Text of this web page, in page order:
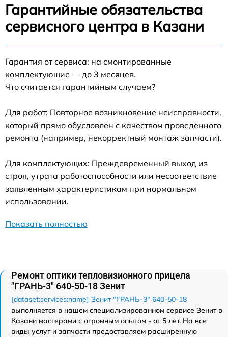
Гарантийные обязательства
сервисного центра в Казани
Гарантия от сервиса: на смонтированные
комплектующие — до 3 месяцев.
Что считается гарантийным случаем?
Для работ: Повторное возникновение неисправности,
который прямо обусловлен с качеством проведенного
ремонта (например, некорректный монтаж запчасти).
Для комплектующих: Преждевременный выход из
строя, утрата работоспособности или несоответствие
заявленным характеристикам при нормальном
использовании.
Показать полностью
Ремонт оптики тепловизионного прицела
"ГРАНЬ-3" 640-50-18 Зенит
[dataset:services:name] Зенит "ГРАНЬ-3" 640-50-18
выполняется в нашем специализированном сервисе Зенит в
Казани мастерами с огромным опытом - от 5 лет. На все
виды услуг и запчасти предоставляем расширенную